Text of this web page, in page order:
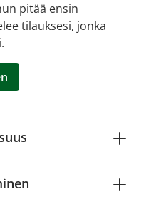
pitää ensin
tilauksesi, jonka